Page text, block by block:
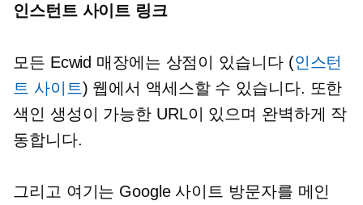
인스턴트 사이트 링크
모든 Ecwid 매장에는 상점이 있습니다 (인스턴
트 사이트) 웹에서 액세스할 수 있습니다. 또한
색인 생성이 가능한 URL이 있으며 완벽하게 작
동합니다.
그리고 여기는 Google 사이트 방문자를 메인